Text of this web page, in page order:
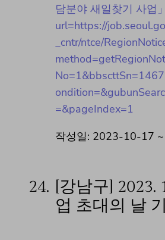
담분야 새일찾기 사업
url=https://
_cntr/ntce/
=&pageIndex=1
작성일: 2023-10-17 ~
24.
[강남구] 2023.
업 초대의 날